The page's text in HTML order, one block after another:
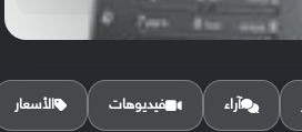
الكاميرا الأساسية:
آراء فيديوهات الأسعار